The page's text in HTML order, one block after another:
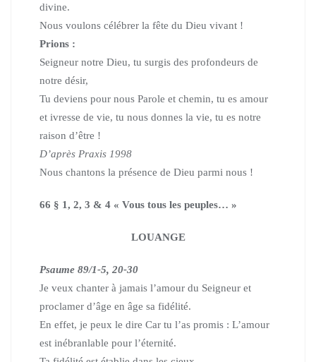
divine.
Nous voulons célébrer la fête du Dieu vivant !
Prions :
Seigneur notre Dieu, tu surgis des profondeurs de
notre désir,
Tu deviens pour nous Parole et chemin, tu es amour
et ivresse de vie, tu nous donnes la vie, tu es notre
raison d’être !
D’après Praxis 1998
Nous chantons la présence de Dieu parmi nous !
66 § 1, 2, 3 & 4 « Vous tous les peuples… »
LOUANGE
Psaume 89/1-5, 20-30
Je veux chanter à jamais l’amour du Seigneur et
proclamer d’âge en âge sa fidélité.
En effet, je peux le dire Car tu l’as promis : L’amour
est inébranlable pour l’éternité.